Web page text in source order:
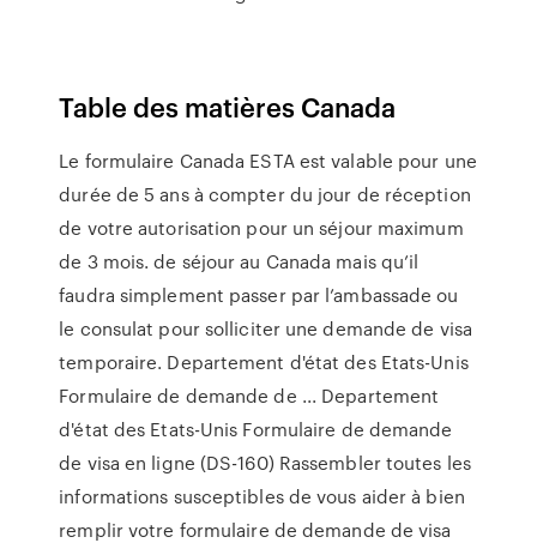
Table des matières Canada
Le formulaire Canada ESTA est valable pour une
durée de 5 ans à compter du jour de réception
de votre autorisation pour un séjour maximum
de 3 mois. de séjour au Canada mais qu’il
faudra simplement passer par l’ambassade ou
le consulat pour solliciter une demande de visa
temporaire. Departement d'état des Etats-Unis
Formulaire de demande de ... Departement
d'état des Etats-Unis Formulaire de demande
de visa en ligne (DS-160) Rassembler toutes les
informations susceptibles de vous aider à bien
remplir votre formulaire de demande de visa